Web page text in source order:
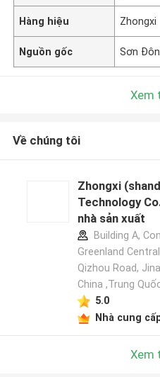
Hàng hiệu Zhongxi
Nguồn gốc Sơn
Xem
Về chúng tôi
Zhongxi
Technology
nhà sản xuất
Building A,
Greenland
Qizhou Road,
China ,Trung
5.0
Nhà cung
Xem